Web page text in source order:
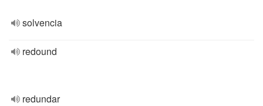
solvencia
redound
redundar